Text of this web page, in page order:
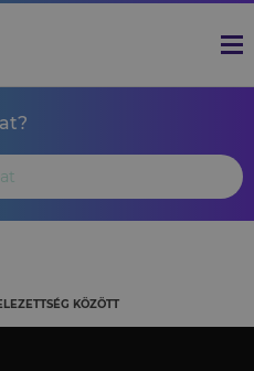
KÖZÖTT